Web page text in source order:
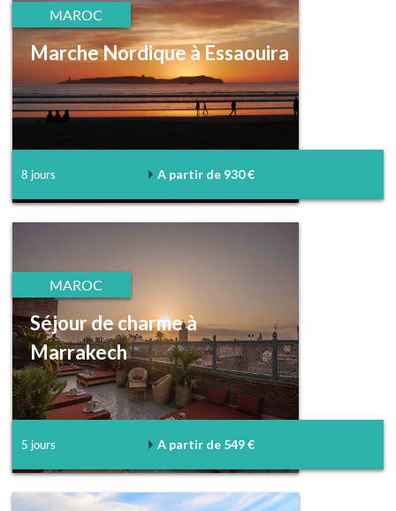
MAROC
Marche Nordique à Essaouira
8 jours A partir de 930 €
MAROC
Séjour de charme à
Marrakech
5 jours A partir de 549 €